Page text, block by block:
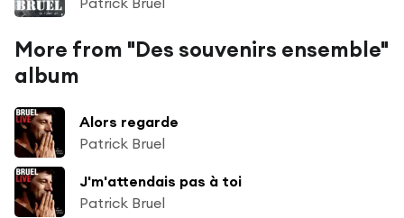
More from "Des souvenirs ensemble"
album
Alors regarde
Patrick Bruel
J'm'attendais pas à toi
Patrick Bruel